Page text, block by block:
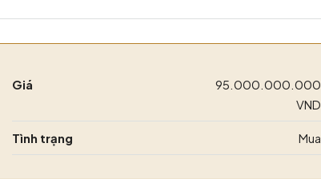
Giá
95.000.000.000
VND
Tình trạng Mua